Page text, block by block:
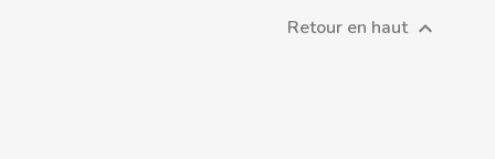
Retour en haut 